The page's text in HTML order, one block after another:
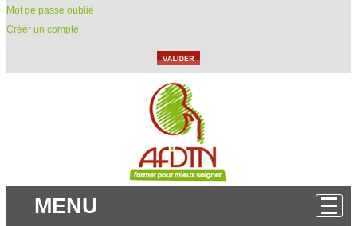
Mot de passe oublié
Créer un compte
MENU